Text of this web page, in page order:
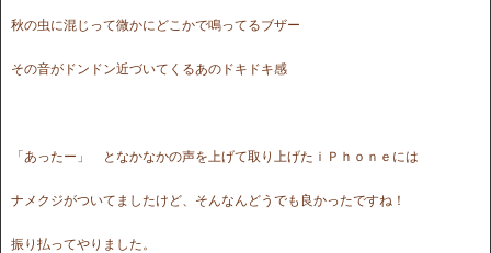
秋の虫に混じって微かにどこかで鳴ってるブザー
その音がドンドン近づいてくるあのドキドキ感
「あったー」 となかなかの声を上げて取り上げたｉＰｈｏｎｅには
ナメクジがついてましたけど、そんなんどうでも良かったですね！
振り払ってやりました。